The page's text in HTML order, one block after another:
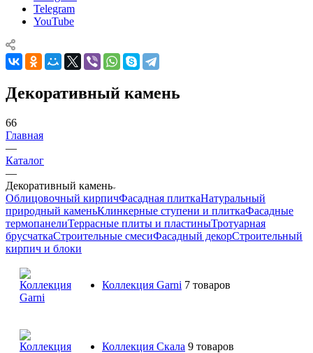
Telegram
YouTube
Декоративный камень
66
Главная
—
Каталог
—
Декоративный камень
Облицовочный кирпичФасадная плиткаНатуральный
природный каменьКлинкерные ступени и плиткаФасадные
термопанелиТеррасные плиты и пластиныТротуарная
брусчаткаСтроительные смесиФасадный декорСтроительный
кирпич и блоки
Коллекция Garni 7 товаров
Коллекция Скала 9 товаров